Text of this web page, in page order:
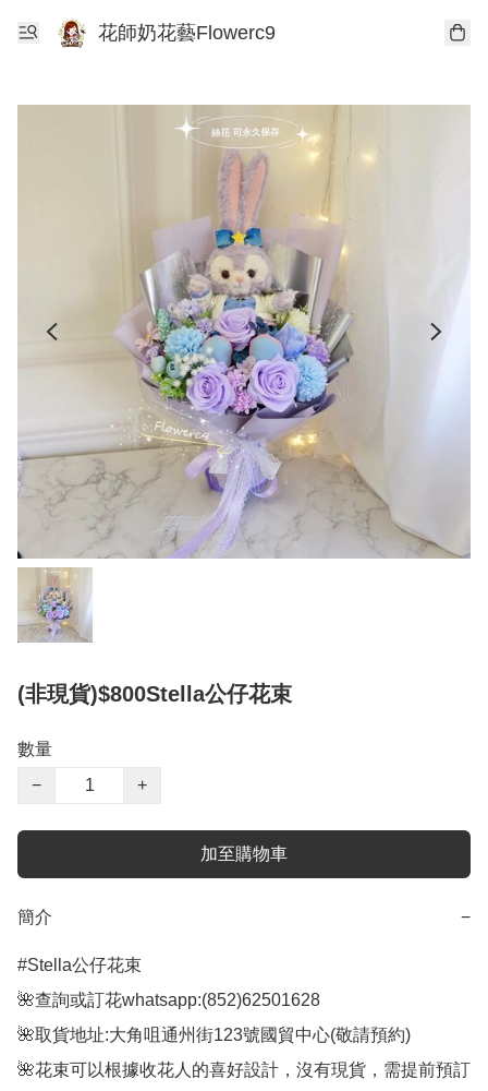
花師奶花藝Flowerc9
(非現貨)$800Stella公仔花束
數量
−
+
加至購物車
簡介 −
#Stella公仔花束
🌺查詢或訂花whatsapp:(852)62501628
🌺取貨地址:大角咀通州街123號國貿中心(敬請預約)
🌺花束可以根據收花人的喜好設計，沒有現貨，需提前預訂